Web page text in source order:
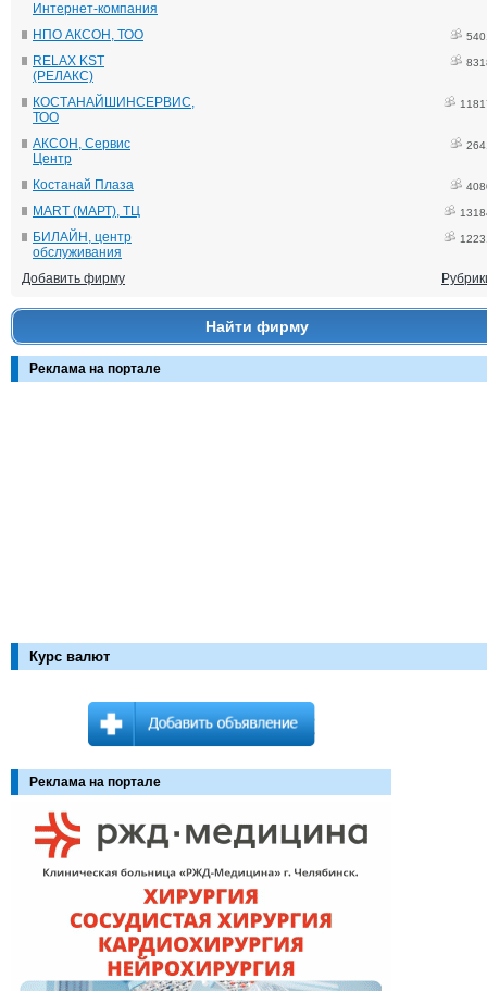
Интернет-компания
НПО АКСОН, ТОО
RELAX KST
(РЕЛАКС)
КОСТАНАЙШИНСЕРВИС,
ТОО
АКСОН, Сервис
Центр
Костанай Плаза
MART (МАРТ), ТЦ
БИЛАЙН, центр
обслуживания
Добавить фирму
Найти фирму
Реклама на портале
Курс валют
Реклама на портале